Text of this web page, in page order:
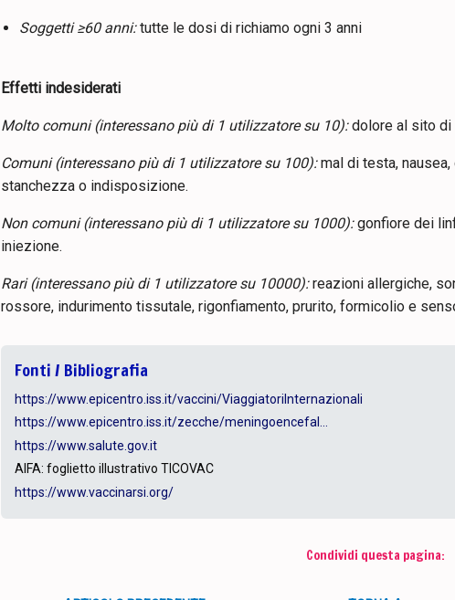
Soggetti ≥60 anni:tutte le dosi di richiamo ogni 3 anni
Effetti indesiderati
Molto comuni (interessano più di 1 utilizzatore su 10):dolore al sito di
Comuni (interessano più di 1 utilizzatore su 100):mal di testa,
stanchezza o indisposizione.
Non comuni (interessano più di 1 utilizzatore su 1000):gonfiore dei
iniezione.
Rari (interessano più di 1 utilizzatore su 10000):reazioni allergiche,
rossore, indurimento tissutale, rigonfiamento, prurito, formicolio e
Fonti / Bibliografia
https://www.epicentro.iss.it/vaccini/ViaggiatoriInternazionali
https://www.epicentro.iss.it/zecche/meningoencefal...
https://www.salute.gov.it
AIFA: foglietto illustrativo TICOVAC
https://www.vaccinarsi.org/
Condividi questa pagina: